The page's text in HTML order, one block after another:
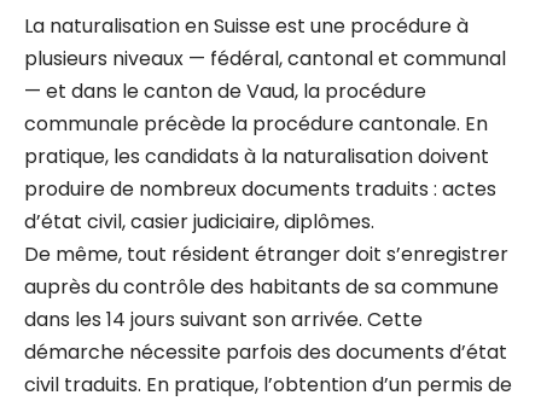
La naturalisation en Suisse est une procédure à
plusieurs niveaux — fédéral, cantonal et communal
— et dans le canton de Vaud, la procédure
communale précède la procédure cantonale. En
pratique, les candidats à la naturalisation doivent
produire de nombreux documents traduits : actes
d’état civil, casier judiciaire, diplômes.
De même, tout résident étranger doit s’enregistrer
auprès du contrôle des habitants de sa commune
dans les 14 jours suivant son arrivée. Cette
démarche nécessite parfois des documents d’état
civil traduits. En pratique, l’obtention d’un permis de